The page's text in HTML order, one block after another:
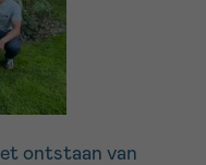
ontstaan van